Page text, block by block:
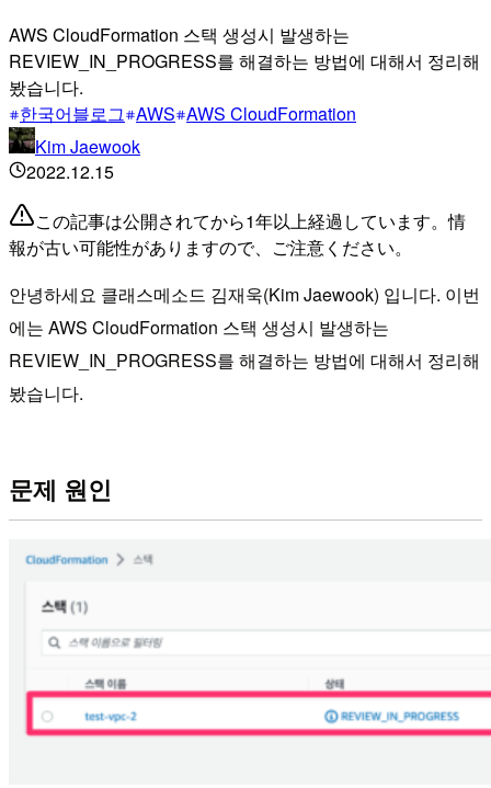
AWS CloudFormation 스택 생성시 발생하는
REVIEW_IN_PROGRESS를 해결하는 방법에 대해서 정리해
봤습니다.
한국어블로그 AWS AWS CloudFormation
Kim Jaewook
2022.12.15
この記事は公開されてから1年以上経過しています。情
報が古い可能性がありますので、ご注意ください。
안녕하세요 클래스메소드 김재욱(Kim Jaewook) 입니다. 이번
에는 AWS CloudFormation 스택 생성시 발생하는
REVIEW_IN_PROGRESS를 해결하는 방법에 대해서 정리해
봤습니다.
문제 원인